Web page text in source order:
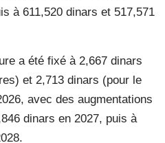
à 611,520 dinars et 517,571
a été fixé à 2,667 dinars
et 2,713 dinars (pour le
avec des augmentations
dinars en 2027, puis à